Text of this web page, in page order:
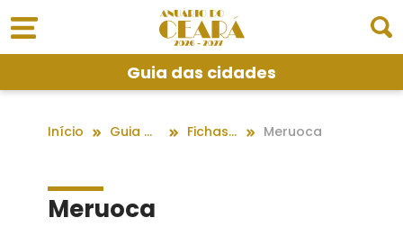
Guia das cidades
Início Guia das cidades Fichas dos Municípios Meruoca
Meruoca